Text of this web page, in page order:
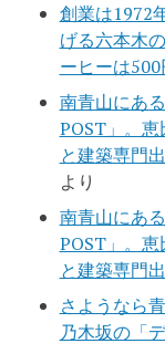
創業は1972
げる六本木
ーヒーは500
南青山にあ
POST」。恵
と建築専門
より
南青山にあ
POST」。恵
と建築専門
さようなら
乃木坂の「